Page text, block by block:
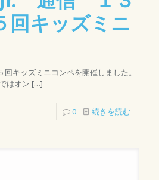
キッズミニ
キッズミニコンペを開催しました。
はオン […]
0 続きを読む